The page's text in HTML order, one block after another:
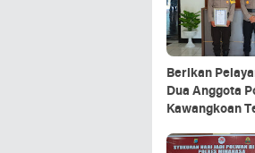
Berikan
Dua Anggota
Kawangkoan